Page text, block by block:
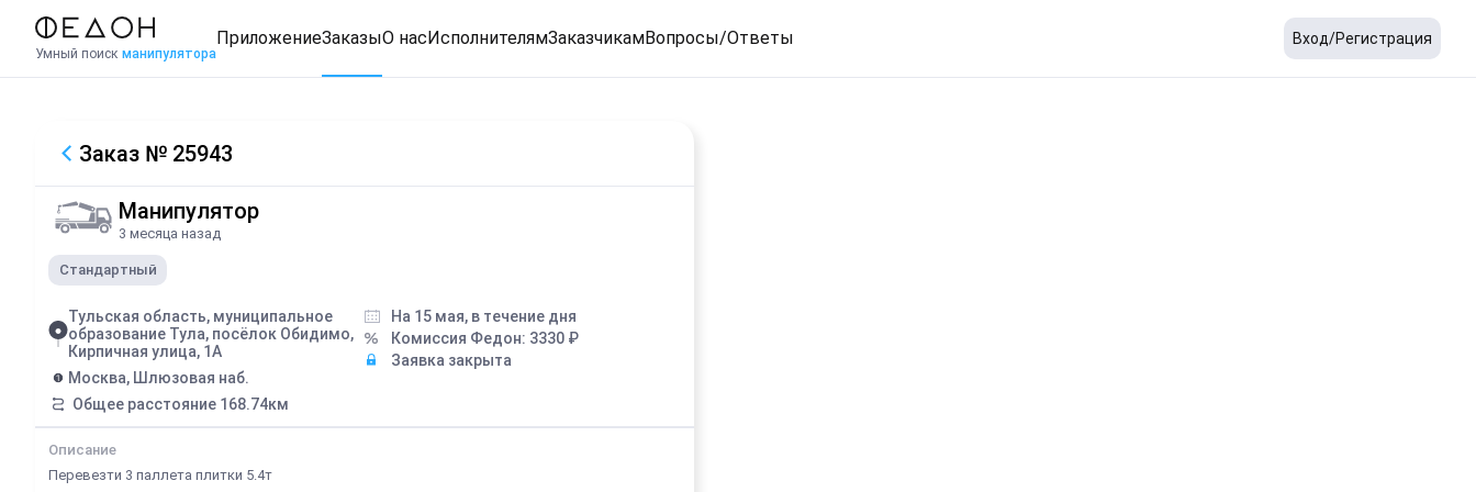
Умный поиск манипулятора
ПриложениеЗаказыО насИсполнителямЗаказчикамВопросы/Ответы Вход/Регистрация
Заказ № 25943
Манипулятор
3 месяца назад
Стандартный
Тульская область, муниципальное
образование Тула, посёлок Обидимо,
Кирпичная улица, 1А
Москва, Шлюзовая наб.
Общее расстояние 168.74км
На 15 мая, в течение дня
Комиссия Федон: 3330 ₽
Заявка закрыта
Описание
Перевезти 3 паллета плитки 5.4т